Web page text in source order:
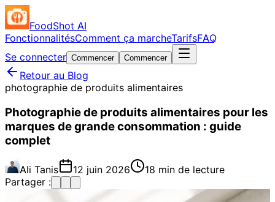
FoodShot AI
FonctionnalitésComment ça marcheTarifsFAQ
Se connecter Commencer Commencer
Retour au Blog
photographie de produits alimentaires
Photographie de produits alimentaires pour les
marques de grande consommation : guide
complet
Ali Tanis 12 juin 2026
18 min de lecture
Partager :